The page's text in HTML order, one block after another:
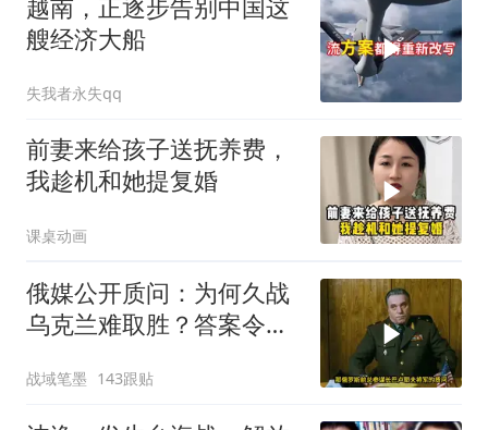
越南，正逐步告别中国这
艘经济大船
失我者永失qq
前妻来给孩子送抚养费，
我趁机和她提复婚
课桌动画
俄媒公开质问：为何久战
乌克兰难取胜？答案令人
战域笔墨 143跟贴